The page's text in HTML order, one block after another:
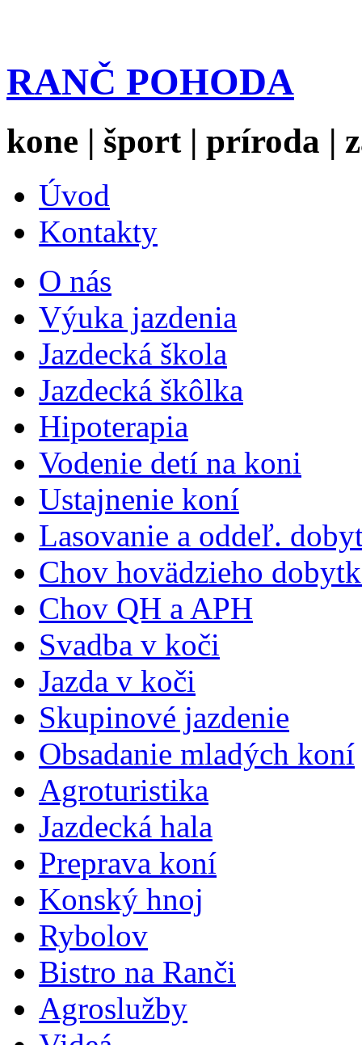
RANČ POHODA
kone | šport | príroda |
Úvod
Kontakty
O nás
Výuka jazdenia
Jazdecká škola
Jazdecká škôlka
Hipoterapia
Vodenie detí na koni
Ustajnenie koní
Lasovanie a oddeľ.
Chov hovädzieho
Chov QH a APH
Svadba v koči
Jazda v koči
Skupinové jazdenie
Obsadanie mladých koní
Agroturistika
Jazdecká hala
Preprava koní
Konský hnoj
Rybolov
Bistro na Ranči
Agroslužby